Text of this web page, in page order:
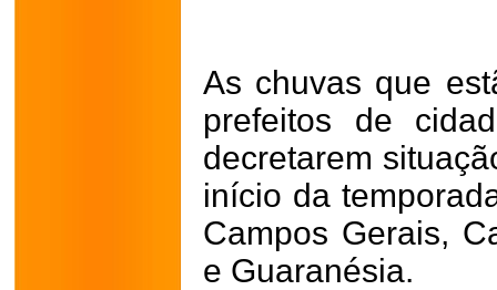
As chuvas que
prefeitos de
decretarem
início da
Campos Gerais,
e Guaranésia.